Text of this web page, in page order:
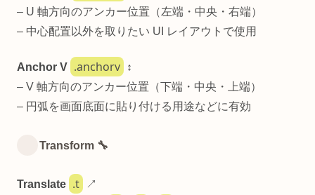
– U 軸方向のアンカー位置（左端・中央・右端）
– 中心配置以外を取りたい UI レイアウトで使用
Anchor V .anchorv
↕️
– V 軸方向のアンカー位置（下端・中央・上端）
– 円弧を画面底面に貼り付ける用途などに有効
Transform 🔧
Translate .t
↗️